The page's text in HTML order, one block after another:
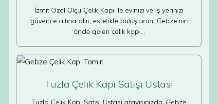
İzmit Özel Ölçü Çelik Kapı ile evinizi ve iş yerinizi
güvence altına alın, estetikle buluşturun. Gebze’nin
önde gelen çelik kapı…
Tuzla Çelik Kapı Satışı Ustası
Tuzla Çelik Kapı Satışı Ustası arayışınızda, Gebze